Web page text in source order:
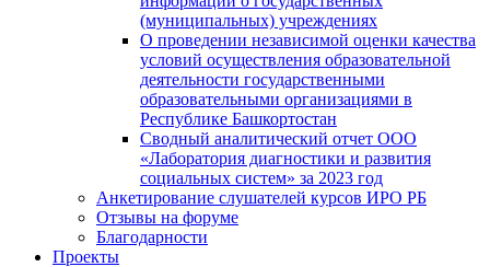
(муниципальных) учреждениях
О проведении независимой оценки качества
условий осуществления образовательной
деятельности государственными
образовательными организациями в
Республике Башкортостан
Сводный аналитический отчет ООО
«Лаборатория диагностики и развития
социальных систем» за 2023 год
Анкетирование слушателей курсов ИРО РБ
Отзывы на форуме
Благодарности
Проекты